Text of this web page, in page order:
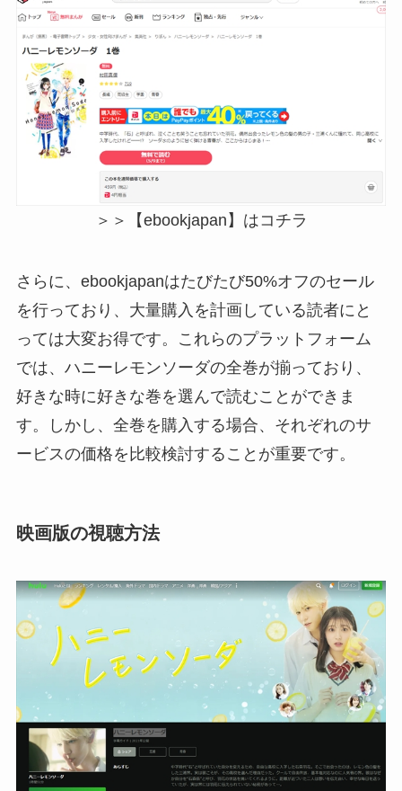
＞＞【ebookjapan】はコチラ
さらに、ebookjapanはたびたび50%オフのセール
を行っており、大量購入を計画している読者にと
っては大変お得です。これらのプラットフォーム
では、ハニーレモンソーダの全巻が揃っており、
好きな時に好きな巻を選んで読むことができま
す。しかし、全巻を購入する場合、それぞれのサ
ービスの価格を比較検討することが重要です。
映画版の視聴方法